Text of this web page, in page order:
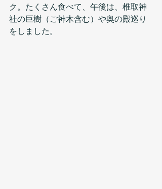
ク。たくさん食べて、午後は、椎取神
社の巨樹（ご神木含む）や奥の殿巡り
をしました。